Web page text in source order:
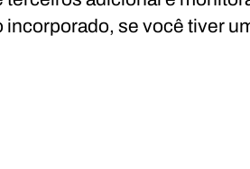
se você tiver